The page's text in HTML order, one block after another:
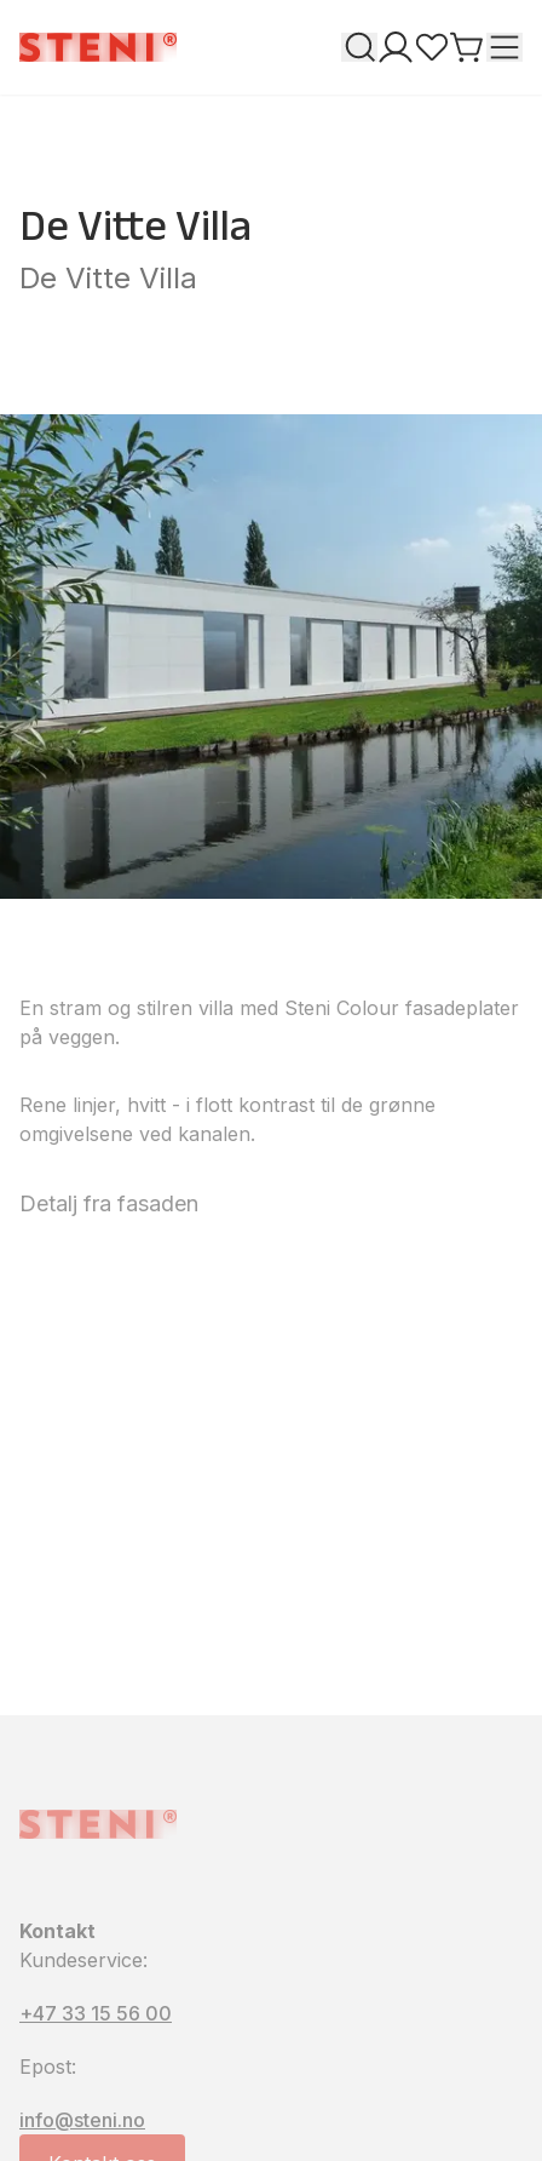
SøkMine sider
Favoritter
Gå til
De Vitte Villa
De Vitte Villa
En stram og stilren villa med Steni Colour fasadeplater
på veggen.
Rene linjer, hvitt - i flott kontrast til de grønne
omgivelsene ved kanalen.
Detalj fra fasaden
Kontakt
Kundeservice:
+47 33 15 56 00
Epost:
info@steni.no